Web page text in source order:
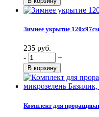
Зимнее укрытие
235 руб.
-
+
Комплект для